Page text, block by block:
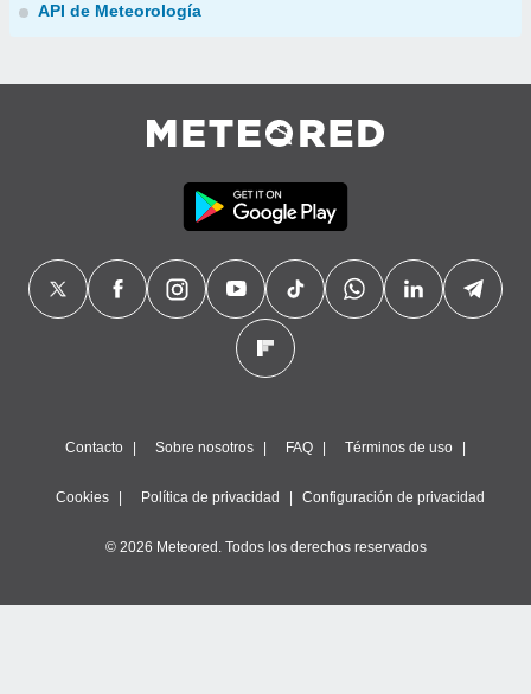
API de Meteorología
Contacto Sobre nosotros FAQ Términos de uso
Cookies Política de privacidad Configuración de privacidad
© 2026 Meteored. Todos los derechos reservados